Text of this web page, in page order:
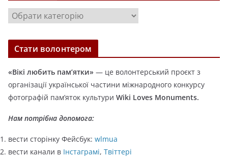
в
т
р
і
ї
Стати волонтером
«Вікі любить пам’ятки» — це волонтерський проєкт з
організації української частини міжнародного конкурсу
фотографій пам’яток культури Wiki Loves Monuments.
Нам потрібна допомога:
вести сторінку Фейсбук: wlmua
вести канали в Інстаграмі, Твіттері